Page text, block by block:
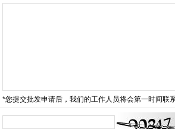
*您提交批发申请后，我们的工作人员将会第一时间联